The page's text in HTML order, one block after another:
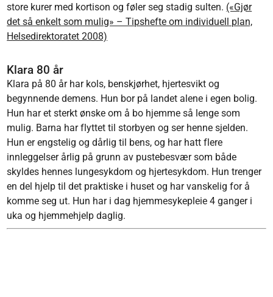
store kurer med kortison og føler seg stadig sulten. («Gjør
det så enkelt som mulig» – Tipshefte om individuell plan,
Helsedirektoratet 2008)
Klara 80 år
Klara på 80 år har kols, benskjørhet, hjertesvikt og
begynnende demens. Hun bor på landet alene i egen bolig.
Hun har et sterkt ønske om å bo hjemme så lenge som
mulig. Barna har flyttet til storbyen og ser henne sjelden.
Hun er engstelig og dårlig til bens, og har hatt flere
innleggelser årlig på grunn av pustebesvær som både
skyldes hennes lungesykdom og hjertesykdom. Hun trenger
en del hjelp til det praktiske i huset og har vanskelig for å
komme seg ut. Hun har i dag hjemmesykepleie 4 ganger i
uka og hjemmehjelp daglig.